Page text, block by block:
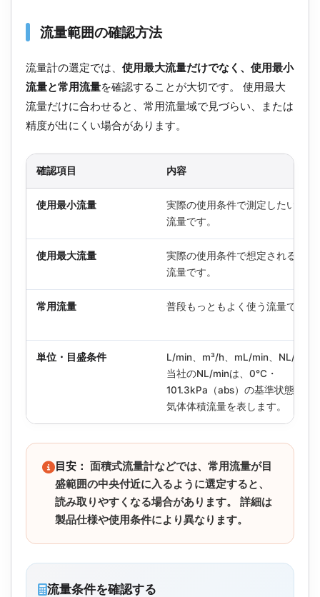
流量範囲の確認方法
流量計の選定では、 使用最大流量だけでなく、使用最小
流量と常用流量を確認することが大切です。 使用最大
流量だけに合わせると、常用流量域で見づらい、または
精度が出にくい場合があります。
確認項目 内容
使用最小流量
実際の使用条件で測定したい一番
流量です。
使用最大流量
実際の使用条件で想定される一番
流量です。
常用流量 普段もっともよく使う流量です。
単位・目盛条件
L/min、m³/h、mL/min、NL/min
当社のNL/minは、0℃・
101.3kPa（abs）の基準状態に換
気体体積流量を表します。
目安： 面積式流量計などでは、常用流量が目
盛範囲の中央付近に入るように選定すると、
読み取りやすくなる場合があります。 詳細は
製品仕様や使用条件により異なります。
流量条件を確認する